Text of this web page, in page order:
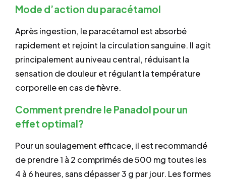
Mode d’action du paracétamol
Après ingestion, le paracétamol est absorbé
rapidement et rejoint la circulation sanguine. Il agit
principalement au niveau central, réduisant la
sensation de douleur et régulant la température
corporelle en cas de fièvre.
Comment prendre le Panadol pour un
effet optimal?
Pour un soulagement efficace, il est recommandé
de prendre 1 à 2 comprimés de 500 mg toutes les
4 à 6 heures, sans dépasser 3 g par jour. Les formes